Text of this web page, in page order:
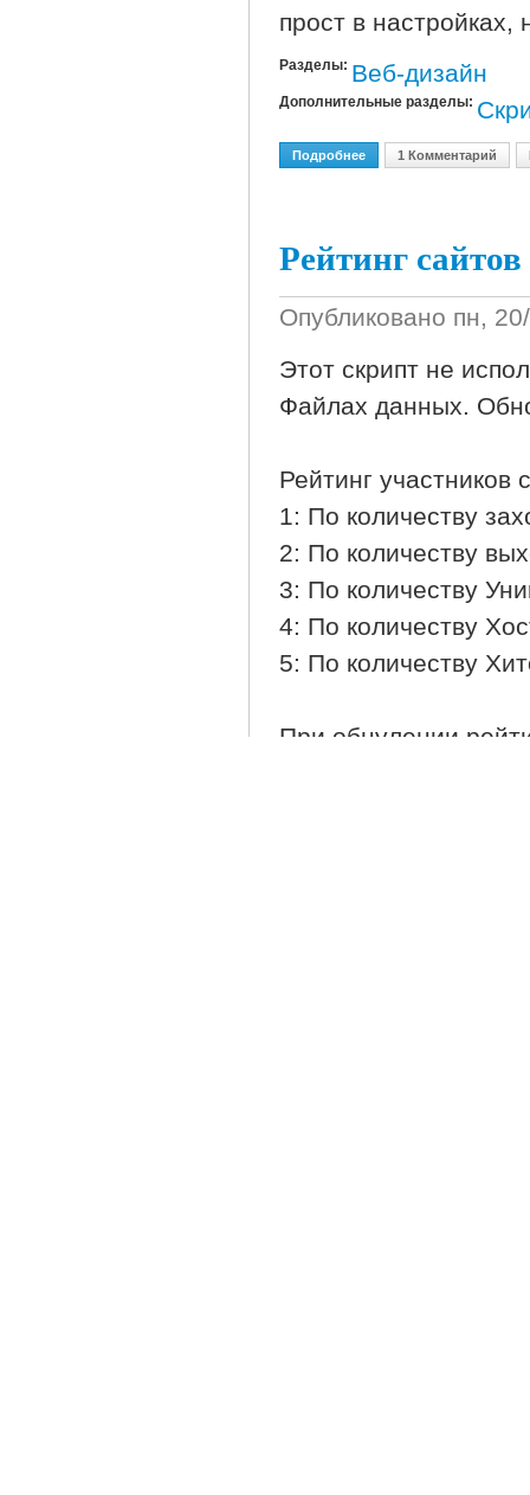
прост в настройках,
Разделы: Веб-дизайн
Дополнительные разделы:
Подробнее О UTopSites 1.5.1 Nulled
1 Комментарий
Рейтинг
Опубликовано пн,
Этот скрипт не
Файлах данных.
Рейтинг участников
1: По количеству
2: По количеству
3: По количеству
4: По количеству
5: По количеству
При обнулении